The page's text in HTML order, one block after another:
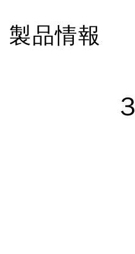
製品情報
３